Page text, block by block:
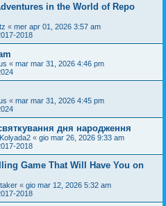
in the World of Repo
« mer apr 01, 2026 3:57 am
2018
« mar mar 31, 2026 4:46 pm
« mar mar 31, 2026 4:45 pm
дня народження
« gio mar 26, 2026 9:33 am
2018
Game That Will Have You on
« gio mar 12, 2026 5:32 am
2018